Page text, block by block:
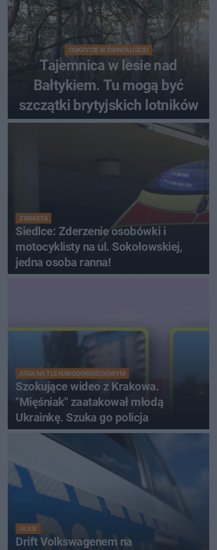
ODKRYCIE W ŚWINOUJŚCIU
Tajemnica w lesie nad
Bałtykiem. Tu mogą być
szczątki brytyjskich lotników
Z MIASTA
Siedlce: Zderzenie osobówki i
motocyklisty na ul. Sokołowskiej,
jedna osoba ranna!
ATAK NA TLE NARODOWOŚCIOWYM
Szokujące wideo z Krakowa.
"Mięśniak" zaatakował młodą
Ukrainkę. Szuka go policja
ULICE
Drift Volkswagenem na